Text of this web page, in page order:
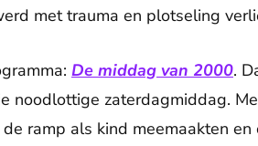
met trauma en plotseling
De middag van 2000.
noodlottige zaterdagmiddag.
ramp als kind meemaakten